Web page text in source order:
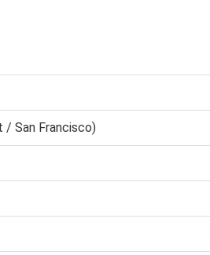
San Francisco)